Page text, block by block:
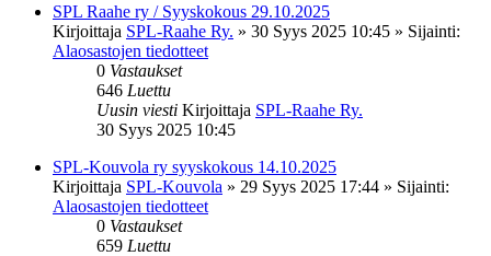
SPL Raahe ry / Syyskokous 29.10.2025
Kirjoittaja SPL-Raahe Ry. » 30 Syys 2025 10:45 » Sijainti:
Alaosastojen tiedotteet
0 Vastaukset
646 Luettu
Uusin viesti Kirjoittaja SPL-Raahe Ry.
30 Syys 2025 10:45
SPL-Kouvola ry syyskokous 14.10.2025
Kirjoittaja SPL-Kouvola » 29 Syys 2025 17:44 » Sijainti:
Alaosastojen tiedotteet
0 Vastaukset
659 Luettu